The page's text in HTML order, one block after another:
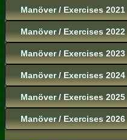
Manöver / Exercises 2021
Manöver / Exercises 2022
Manöver / Exercises 2023
Manöver / Exercises 2024
Manöver / Exercises 2025
Manöver / Exercises 2026